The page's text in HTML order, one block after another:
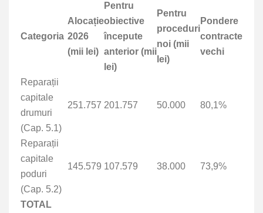
Categoria
Alocație
2026
(mii lei)
Pentru
obiective
începute
anterior (mii
lei)
Pentru
proceduri
noi (mii
lei)
Pondere
contracte
vechi
Reparații
capitale
drumuri
(Cap. 5.1)
251.757 201.757 50.000 80,1%
Reparații
capitale
poduri
(Cap. 5.2)
145.579 107.579 38.000 73,9%
TOTAL